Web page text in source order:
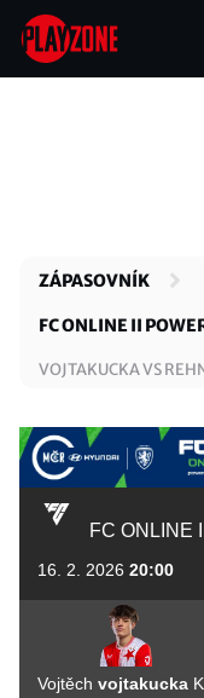
Přejít
hlavnímu
ZÁPASOVNÍK
FC ONLINE II
VOJTAKUCKA VS
FC ONLINE
16. 2. 2026 20:00
Vojtěch vojtakucka